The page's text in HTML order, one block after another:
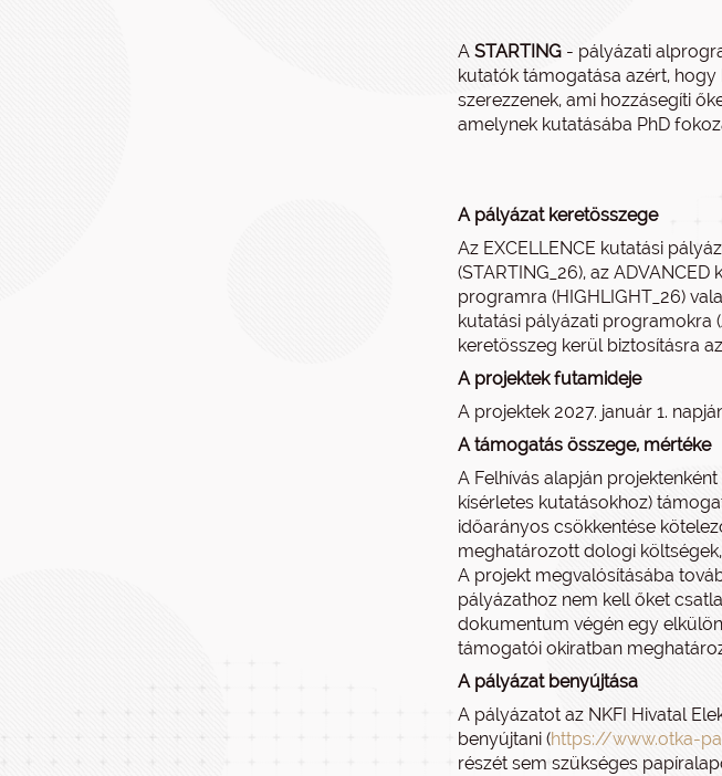
A STARTING - pályázati
kutatók támogatása azért,
szerezzenek, ami hozzásegíti
amelynek kutatásába PhD
A pályázat keretösszege
Az EXCELLENCE kutatási
(STARTING_26), az
programra (HIGHLIGHT_26)
kutatási pályázati programokra
keretösszeg kerül biztosításra
A projektek futamideje
A projektek 2027. január 1.
A támogatás összege, mértéke
A Felhívás alapján
kísérletes kutatásokhoz)
időarányos csökkentése
meghatározott dologi
A projekt megvalósításába
pályázathoz nem kell őket
dokumentum végén egy
támogatói okiratban
A pályázat benyújtása
A pályázatot az NKFI Hivatal
benyújtani (https://www.otka-
részét sem szükséges